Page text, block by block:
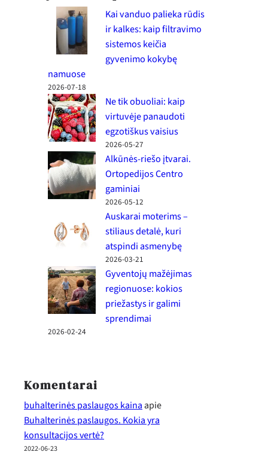
Kai vanduo palieka rūdis
ir kalkes: kaip filtravimo
sistemos keičia
gyvenimo kokybę
namuose
2026-07-18
Ne tik obuoliai: kaip
virtuvėje panaudoti
egzotiškus vaisius
2026-05-27
Alkūnės-riešo įtvarai.
Ortopedijos Centro
gaminiai
2026-05-12
Auskarai moterims –
stiliaus detalė, kuri
atspindi asmenybę
2026-03-21
Gyventojų mažėjimas
regionuose: kokios
priežastys ir galimi
sprendimai
2026-02-24
Komentarai
buhalterinės paslaugos kainaapie
Buhalterinės paslaugos. Kokia yra
konsultacijos vertė?
2022-06-23